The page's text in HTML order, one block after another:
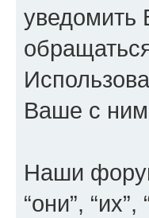
уведомить
Ваше с
Наши
“они”,